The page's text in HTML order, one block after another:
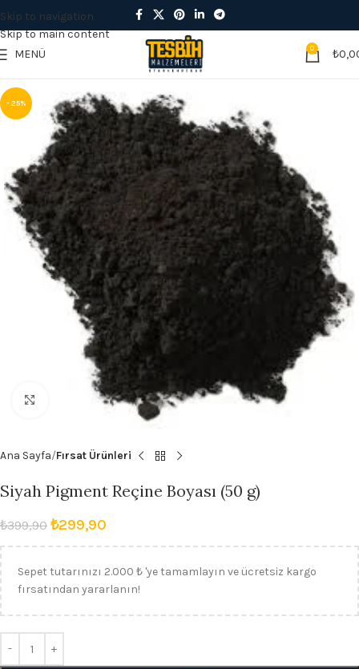
Skip to navigation
Skip to main content
MENÜ
0 ₺
- 25%
Büyütmek için tıklayın
Ana Sayfa Fırsat Ürünleri
Siyah Pigment Reçine Boyası (50 g)
₺399,90 ₺299,90
Sepet tutarınızı 2.000 ₺ 'ye tamamlayın ve ücretsiz kargo
fırsatından yararlanın!